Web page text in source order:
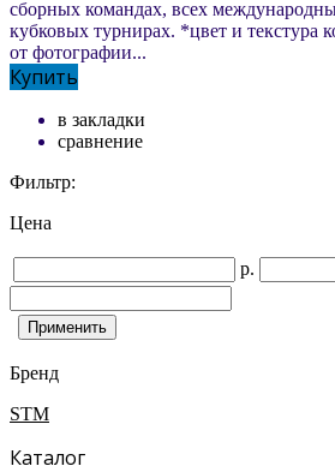
сборных командах, всех
кубковых турнирах. *цвет и текстура
от фотографии...
Купить
в закладки
сравнение
Фильтр:
Цена
р.
Бренд
STM
Каталог